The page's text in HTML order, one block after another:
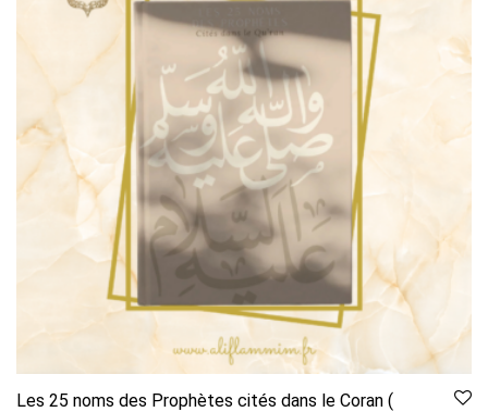
Les 25 noms des Prophètes cités dans le Coran (